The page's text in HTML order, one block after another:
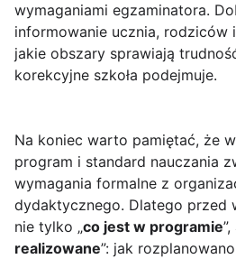
wymaganiami egzaminatora.
informowanie ucznia, rodziców
jakie obszary sprawiają
korekcyjne szkoła podejmuje.
Na koniec warto pamiętać, że
program i standard nauczania
wymagania formalne z
dydaktycznego. Dlatego przed
nie tylko „co jest w programie
realizowane”: jak